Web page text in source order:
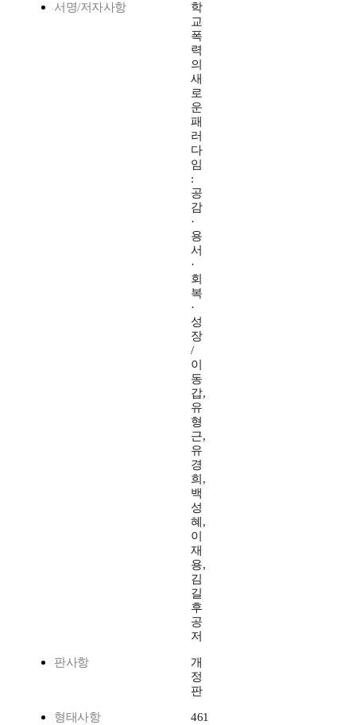
서명/저자사항
학
교
폭
력
의
새
로
운
패
러
다
임
:
공
감
·
용
서
·
회
복
·
성
장
/
이
동
갑,
유
형
근,
유
경
희,
백
성
혜,
이
재
용,
김
길
후
공
저
판사항
개
정
판
형태사항 461